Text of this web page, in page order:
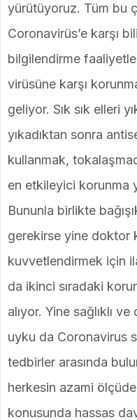
yürütüyoruz. Tüm bu
Coronavirüs’e karşı
bilgilendirme
virüsüne karşı
geliyor. Sık sık elleri
yıkadıktan sonra
kullanmak,
en etkileyici korunma
Bununla birlikte
gerekirse yine doktor
kuvvetlendirmek için
da ikinci sıradaki
alıyor. Yine sağlıklı
uyku da Coronavirus
tedbirler arasında
herkesin azami
konusunda hassas